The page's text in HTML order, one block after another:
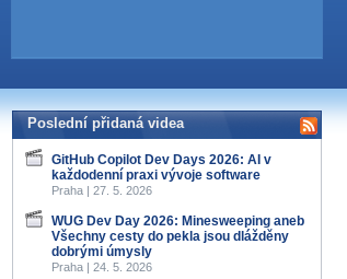
Poslední přidaná videa
GitHub Copilot Dev Days 2026: AI v
každodenní praxi vývoje software
Praha | 27. 5. 2026
WUG Dev Day 2026: Minesweeping aneb
Všechny cesty do pekla jsou dlážděny
dobrými úmysly
Praha | 24. 5. 2026